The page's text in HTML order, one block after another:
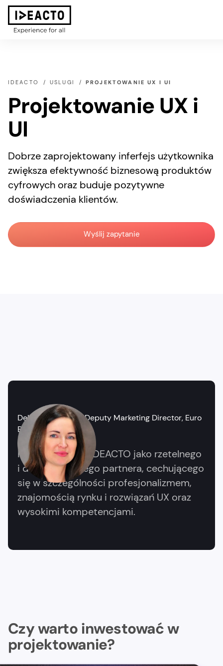
IDEACTO USLUGI PROJEKTOWANIE UX I UI
Projektowanie UX i
UI
Dobrze zaprojektowany inferfejs użytkownika
zwiększa efektywność biznesową produktów
cyfrowych oraz buduje pozytywne
doświadczenia klientów.
Wyślij zapytanie
Delfina Koczałko – Deputy Marketing Director, Euro
Bank S.A.
Polecamy firmę IDEACTO jako rzetelnego
i doświadczonego partnera, cechującego
się w szczególności profesjonalizmem,
znajomością rynku i rozwiązań UX oraz
wysokimi kompetencjami.
Czy warto inwestować w
projektowanie?